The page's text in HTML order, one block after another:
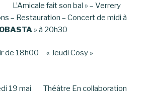
fait son bal » – Verrery
– Restauration – Concert de midi à
» à 20h30
de 18h00 « Jeudi Cosy »
19 mai Théâtre En collaboration